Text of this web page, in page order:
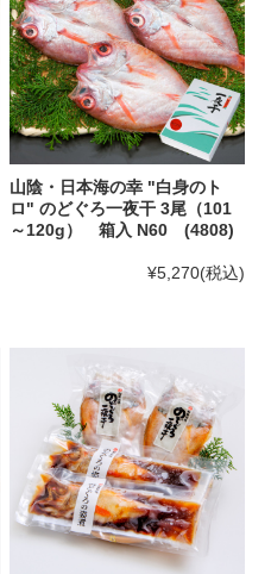
山陰・日本海の幸 "白身のト
ロ" のどぐろ一夜干 3尾（101
～120g） 箱入 N60 (4808)
¥5,270(税込)